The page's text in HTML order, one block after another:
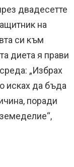
двадесетте
на
си към
диета я прави
„Избрах
исках да бъда
поради